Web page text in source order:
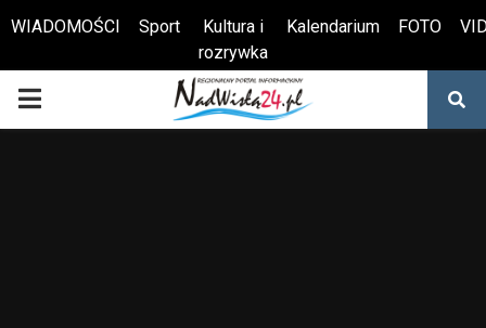
Otwórz pasek narzędzi
WIADOMOŚCI Sport
Kultura i
rozrywka
Kalendarium FOTO
PRIMARY